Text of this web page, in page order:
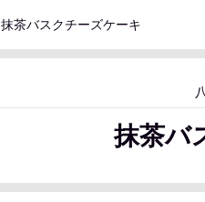
抹茶バスクチーズケーキ
抹茶バ